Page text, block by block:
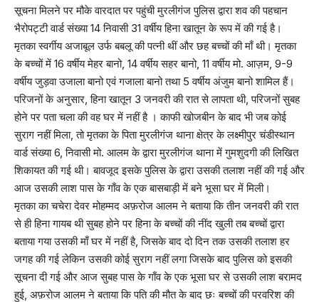
सूचना मिलने पर मौके वारदात पर पहुंची मुरलीगंज पुलिस द्वारा शव की पहचान
भैरोपट्टी वार्ड संख्या 14 निवासी 31 वर्षीय हिना खातून के रूप में की गई है।
मृतका स्वर्गीय अजाबूल उर्फ बबलू की पत्नी थीं और छह बच्चों की माँ थी। मृतका
के बच्चों में 16 वर्षीय मेहर बानो, 14 वर्षीय सहर बानो, 11 वर्षीय मो. आज़म, 9-9
वर्षीय जुड़वा उजाला बानो एवं गजाला बानो तथा 5 वर्षीय अंजुम बानो शामिल हैं।
परिजनों के अनुसार, हिना खातून 3 जनवरी की रात से लापता थी, परिजनों सुबह
होने पर पता चला की वह घर में नहीं है । काफी खोजबीन के बाद भी जब कोई
सुराग नहीं मिला, तो मृतका के पिता मुरलीगंज थाना क्षेत्र के लक्ष्मीपुर चंडीस्थान
वार्ड संख्या 6, निवासी मो. आलम के द्वारा मुरलीगंज थाना में गुमशुदगी की लिखित
शिकायत की गई थी। बावजूद इसके पुलिस के द्वारा उसकी तलाश नहीं की गई और
आज उसकी लाश पास के गाँव के एक बासबाड़ी में बने भूसा घर में मिली।
मृतका का चचेरा देवर मोहम्मद अफ़रोज आलम ने बताया कि तीन जनवरी की रात
से ही हिना गायब थी सुबह होने पर हिना के बच्चों की नींद खुली तब बच्चों द्वारा
बताया गया उसकी माँ घर में नहीं है, जिसके बाद दो दिन तक उसकी तलाश हर
जगह की गई लेकिन उसकी कोई सुराग नहीं लगा जिसके बाद पुलिस को इसकी
सूचना दी गई और आज सुबह पास के गाँव के एक भूसा घर से उसकी लाश बरामद
हुई, अफ़रोज आलम ने बताया कि पति की मौत के बाद छः बच्चों की परवरिश की